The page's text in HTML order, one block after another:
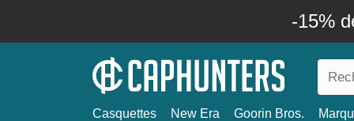
-15%
Casquettes New Era Goorin Bros.